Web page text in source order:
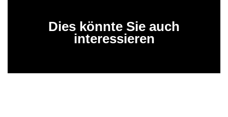
Dies könnte Sie auch
interessieren